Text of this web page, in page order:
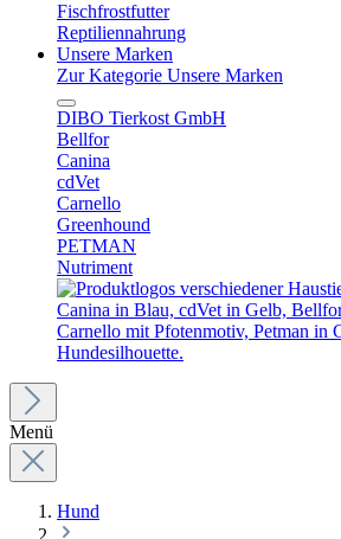
Fischfrostfutter
Reptiliennahrung
Unsere Marken
Zur Kategorie Unsere Marken
DIBO Tierkost GmbH
Bellfor
Canina
cdVet
Carnello
Greenhound
PETMAN
Nutriment
Menü
Hund